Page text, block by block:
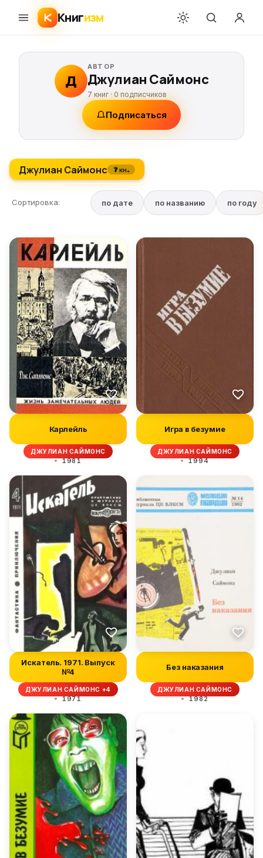
Книгизм
Д
АВТОР
Джулиан Саймонс
7 книг · 0 подписчиков
Подписаться
Джулиан Саймонс 7 кн.
Сортировка: по дате по названию по году
Карлейль
ДЖУЛИАН САЙМОНС
1981
Игра в безумие
ДЖУЛИАН САЙМОНС
1994
Искатель. 1971. Выпуск
№4
ДЖУЛИАН САЙМОНС +4
1971
Без наказания
ДЖУЛИАН САЙМОНС
1982